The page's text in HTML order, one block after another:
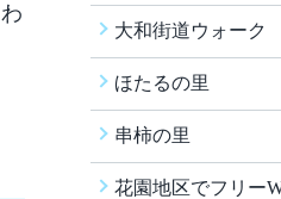
大和街道ウォーク
ほたるの里
串柿の里
花園地区でフリー